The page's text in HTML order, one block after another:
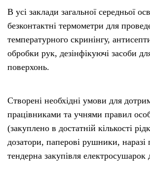
В усі заклади загальної середньої
безконтактні термометри для
температурного скринінгу,
обробки рук, дезінфікуючі засоби
поверхонь.
Створені необхідні умови для
працівниками та учнями правил
(закуплено в достатній кількості
дозатори, паперові рушники, наразі
тендерна закупівля електросушарок